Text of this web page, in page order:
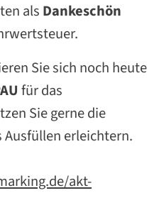
als Dankeschön
Sie sich noch heute
für das
Sie gerne die
erleichtern.
akt-